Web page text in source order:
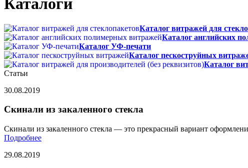
Каталоги
Каталог витражей для
Каталог английских
Каталог УФ-печати
Каталог пескоструйных
Каталог
Статьи
30.08.2019
Скинали из закаленного стекла
Скинали из закаленного стекла — это прекрасный вариант
Подробнее
29.08.2019